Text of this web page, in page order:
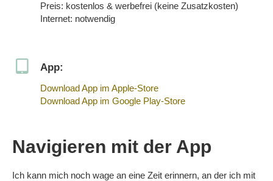
Preis: kostenlos & werbefrei (keine Zusatzkosten)
Internet: notwendig
App:
Download App im Apple-Store
Download App im Google Play-Store
Navigieren mit der App
Ich kann mich noch wage an eine Zeit erinnern, an der ich mit